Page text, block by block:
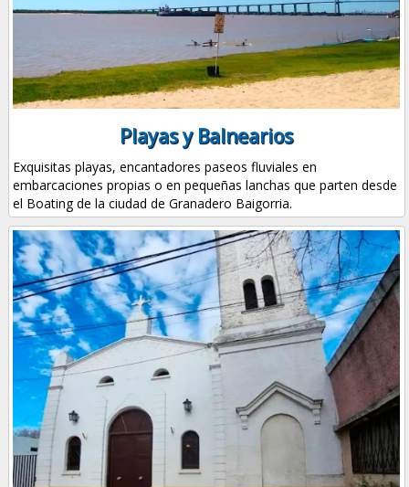
Playas y Balnearios
Exquisitas playas, encantadores paseos fluviales en
embarcaciones propias o en pequeñas lanchas que parten desde
el Boating de la ciudad de Granadero Baigorria.